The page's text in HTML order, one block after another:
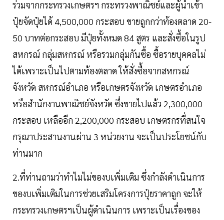
ร่วมจากกระทรวงเกษตรฯ กระทรวงพาณิชย์และผู้นำเข้า
ปุ๋ยจัดปุ๋ยได้ 4,500,000 กระสอบ ขายถูกกว่าท้องตลาด 20-
50 บาทต่อกระสอบ มีปุ๋ยทั้งหมด 84 สูตร และสั่งซื้อในรูป
สหกรณ์ กลุ่มสหกรณ์ หรือรวมกลุ่มกันซื้อ ซื้อรายบุคคลไม่
ได้เพราะเป็นไปตามท้องตลาด ให้สั่งซื้อจากสหกรณ์
จังหวัด สหกรณ์อำเภอ หรือเกษตรจังหวัด เกษตรอำเภอ
หรือสำนักงานพาณิชย์จังหวัด ซึ่งขายไปแล้ว 2,300,000
กระสอบ เหลืออีก 2,200,000 กระสอบ เกษตรกรที่สนใจ
กรุณาประสานงานผ่าน 3 หน่วยงาน จะเป็นประโยชน์กับ
ท่านมาก
2.ที่ท่านถามว่าทำไมไม่ของบเพิ่มเติม ซึ่งกำลังดำเนินการ
ของบเพิ่มเติมในการช่วยเสริมโครงการปุ๋ยราคาถูก จะให้
กระทรวงเกษตรฯเป็นผู้ดำเนินการ เพราะเป็นเรื่องของ